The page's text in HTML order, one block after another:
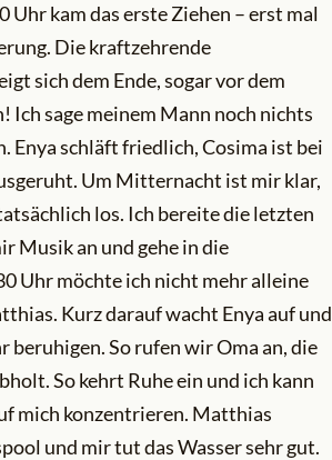
Uhr kam das erste Ziehen – erst mal
Die kraftzehrende
sich dem Ende, sogar vor dem
Ich sage meinem Mann noch nichts
Enya schläft friedlich, Cosima ist bei
Um Mitternacht ist mir klar,
los. Ich bereite die letzten
Musik an und gehe in die
Uhr möchte ich nicht mehr alleine
Kurz darauf wacht Enya auf und
beruhigen. So rufen wir Oma an, die
So kehrt Ruhe ein und ich kann
mich konzentrieren. Matthias
und mir tut das Wasser sehr gut.